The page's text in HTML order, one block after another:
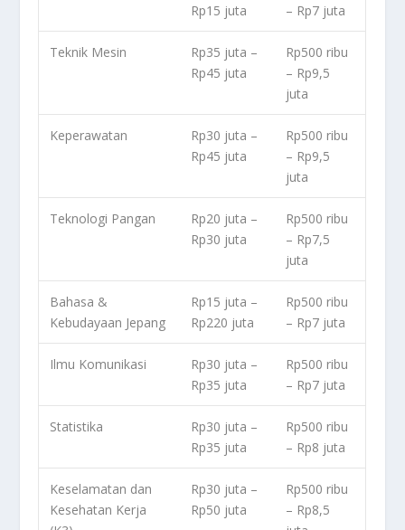
Rp15 juta
– Rp7 juta
Teknik Mesin
Rp35 juta –
Rp45 juta
Rp500 ribu
– Rp9,5
juta
Keperawatan
Rp30 juta –
Rp45 juta
Rp500 ribu
– Rp9,5
juta
Teknologi Pangan
Rp20 juta –
Rp30 juta
Rp500 ribu
– Rp7,5
juta
Bahasa &
Kebudayaan Jepang
Rp15 juta –
Rp220 juta
Rp500 ribu
– Rp7 juta
Ilmu Komunikasi
Rp30 juta –
Rp35 juta
Rp500 ribu
– Rp7 juta
Statistika
Rp30 juta –
Rp35 juta
Rp500 ribu
– Rp8 juta
Keselamatan dan
Kesehatan Kerja
Rp30 juta –
Rp50 juta
Rp500 ribu
– Rp8,5